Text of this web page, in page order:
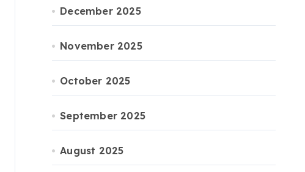
December 2025
November 2025
October 2025
September 2025
August 2025